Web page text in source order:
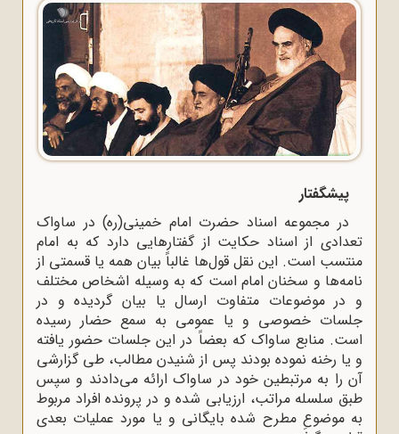
پیشگفتار
در مجموعه اسناد حضرت امام خمینی(ره) در ساواک
تعدادی از اسناد حکایت از گفتارهایی دارد که به امام
منتسب است. این نقل قول‌ها غالباً بیان همه یا قسمتی از
نامه‌ها و سخنان امام است که به وسیله اشخاص مختلف
و در موضوعات متفاوت ارسال یا بیان گردیده و در
جلسات خصوصی و یا عمومی به سمع حضار رسیده
است. منابع ساواک که بعضاً در این جلسات حضور یافته
و یا رخنه نموده بودند پس از شنیدن مطالب، طی گزارشی
آن را به مرتبطین خود در ساواک ارائه می‌دادند و سپس
طبق سلسله مراتب، ارزیابی شده و در پرونده افراد مربوط
به موضوعِ مطرح شده بایگانی و یا مورد عملیات بعدی